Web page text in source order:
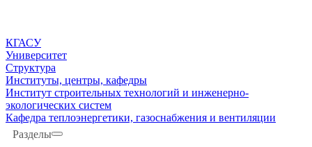
КГАСУ
Университет
Структура
Институты, центры, кафедры
Институт строительных технологий и инженерно-
экологических систем
Кафедра теплоэнергетики, газоснабжения и вентиляции
Разделы